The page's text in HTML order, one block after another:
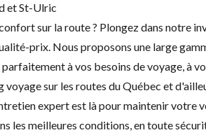
et St-Ulric
sur la route ? Plongez dans notre
prix. Nous proposons une large
à vos besoins de voyage, à
voyage sur les routes du Québec et
expertest là pour maintenir votre
les meilleures conditions, en toute